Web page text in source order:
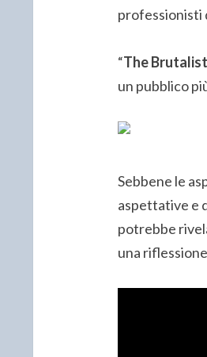
professionisti
“The
un pubblico
Sebbene le
aspettative e
potrebbe
una